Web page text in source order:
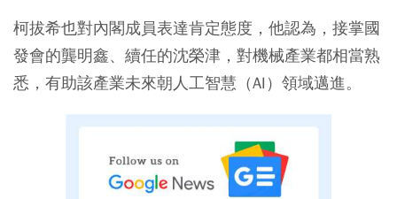
柯拔希也對內閣成員表達肯定態度，他認為，接掌國
發會的龔明鑫、續任的沈榮津，對機械產業都相當熟
悉，有助該產業未來朝人工智慧（AI）領域邁進。